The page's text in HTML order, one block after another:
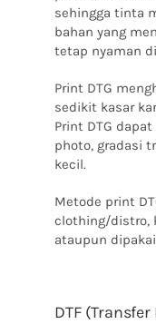
sehingga tinta
bahan yang
tetap nyaman
Print DTG
sedikit kasar
Print DTG
photo, gradasi
kecil.
Metode print
clothing/distro,
ataupun
DTF